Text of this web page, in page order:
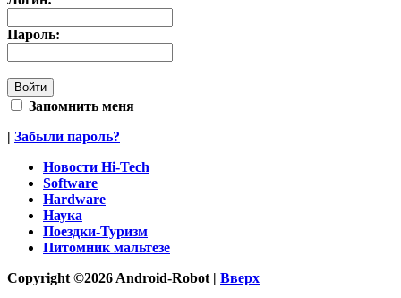
Пароль:
Запомнить меня
| Забыли пароль?
Новости Hi-Tech
Software
Hardware
Наука
Поездки-Туризм
Питомник мальтезе
Copyright ©2026 Android-Robot | Вверх